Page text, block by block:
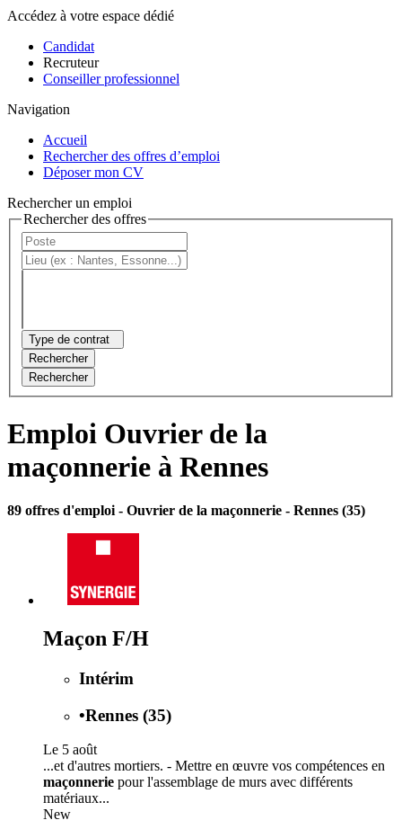
Accédez à votre espace dédié
Candidat
Recruteur
Conseiller professionnel
Navigation
Accueil
Rechercher des offres d’emploi
Déposer mon CV
Rechercher un emploi
Rechercher des offres
Type de contrat
Rechercher
Rechercher
Emploi Ouvrier de la
maçonnerie à Rennes
89 offres d'emploi - Ouvrier de la maçonnerie - Rennes (35)
Maçon F/H
Intérim
•Rennes (35)
Le 5 août
...et d'autres mortiers. - Mettre en œuvre vos compétences en
maçonnerie pour l'assemblage de murs avec différents
matériaux...
New